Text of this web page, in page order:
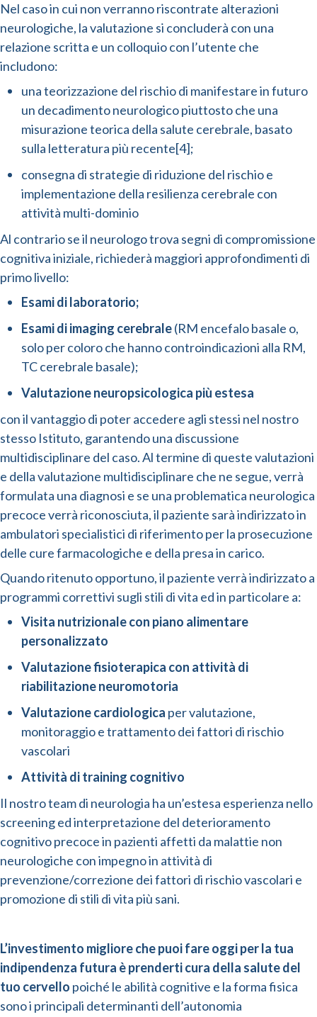
Nel caso in cui non verranno riscontrate alterazioni
neurologiche, la valutazione si concluderà con una
relazione scritta e un colloquio con l’utente che
includono:
una teorizzazione del rischio di manifestare in futuro
un decadimento neurologico piuttosto che una
misurazione teorica della salute cerebrale, basato
sulla letteratura più recente[4];
consegna di strategie di riduzione del rischio e
implementazione della resilienza cerebrale con
attività multi-dominio
Al contrario se il neurologo trova segni di compromissione
cognitiva iniziale, richiederà maggiori approfondimenti di
primo livello:
Esami di laboratorio;
Esami di imaging cerebrale(RM encefalo basale o,
solo per coloro che hanno controindicazioni alla RM,
TC cerebrale basale);
Valutazione neuropsicologica più estesa
con il vantaggio di poter accedere agli stessi nel nostro
stesso Istituto, garantendo una discussione
multidisciplinare del caso. Al termine di queste valutazioni
e della valutazione multidisciplinare che ne segue, verrà
formulata una diagnosi e se una problematica neurologica
precoce verrà riconosciuta, il paziente sarà indirizzato in
ambulatori specialistici di riferimento per la prosecuzione
delle cure farmacologiche e della presa in carico.
Quando ritenuto opportuno, il paziente verrà indirizzato a
programmi correttivi sugli stili di vita ed in particolare a:
Visita nutrizionale con piano alimentare
personalizzato
Valutazione fisioterapica con attività di
riabilitazione neuromotoria
Valutazione cardiologica per valutazione,
monitoraggio e trattamento dei fattori di rischio
vascolari
Attività di training cognitivo
Il nostro team di neurologia ha un’estesa esperienza nello
screening ed interpretazione del deterioramento
cognitivo precoce in pazienti affetti da malattie non
neurologiche con impegno in attività di
prevenzione/correzione dei fattori di rischio vascolari e
promozione di stili di vita più sani.
L’investimento migliore che puoi fare oggi per la tua
indipendenza futura è prenderti cura della salute del
tuo cervello poiché le abilità cognitive e la forma fisica
sono i principali determinanti dell’autonomia